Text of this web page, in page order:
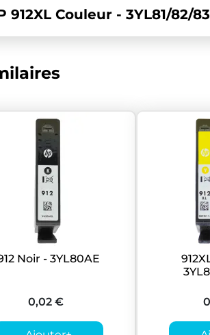
Couleur - 3YL81/82/
Noir - 3YL80AE
0,02 €